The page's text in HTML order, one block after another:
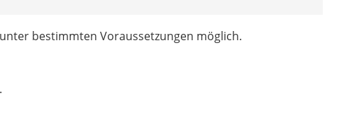
bestimmten Voraussetzungen möglich.